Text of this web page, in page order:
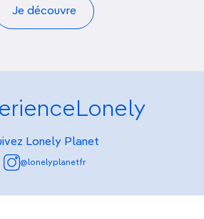
Je découvre
Lonely Planet
@lonelyplanetfr